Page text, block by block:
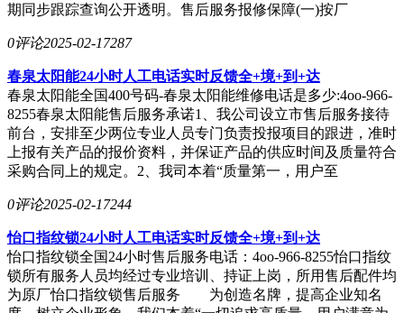
期同步跟踪查询公开透明。售后服务报修保障(一)按厂
0评论2025-02-17287
春泉太阳能24小时人工电话实时反馈全+境+到+达
春泉太阳能全国400号码-春泉太阳能维修电话是多少:4oo-966-
8255春泉太阳能售后服务承诺1、我公司设立市售后服务接待
前台，安排至少两位专业人员专门负责投报项目的跟进，准时
上报有关产品的报价资料，并保证产品的供应时间及质量符合
采购合同上的规定。2、我司本着“质量第一，用户至
0评论2025-02-17244
怡口指纹锁24小时人工电话实时反馈全+境+到+达
怡口指纹锁全国24小时售后服务电话：4oo-966-8255怡口指纹
锁所有服务人员均经过专业培训、持证上岗，所用售后配件均
为原厂怡口指纹锁售后服务 为创造名牌，提高企业知名